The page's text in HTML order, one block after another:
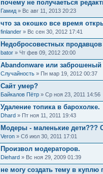
почему не получаеться
Гамид » Вс авг 11, 2013 20:23
что за окошко все время
finlander » Вс сен 30, 2012 17:41
Недобросовестных
bator » Чт фев 09, 2012 20:00
Abandonware или
Случайность » Пн мар 19, 2012 00:37
Сайт умер?
Байкалов Пётр » Ср ноя 23, 2011 14:56
Удаление топика в барохолке.
Dhard » Пт ноя 11, 2011 19:43
Модеры - маленькие дети???
Veron » Сб июл 30, 2011 17:01
Произвол модераторов.
Diehard » Вс ноя 29, 2009 01:39
не могу создать тему в куплю